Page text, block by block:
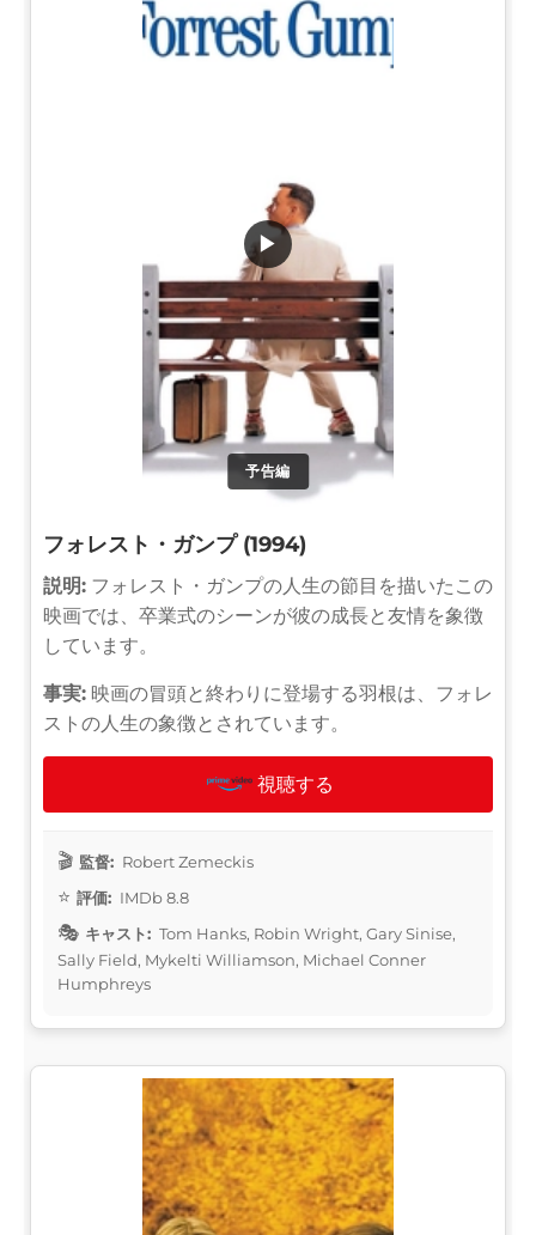
予告編
▶
フォレスト・ガンプ (1994)
説明: フォレスト・ガンプの人生の節目を描いたこの
映画では、卒業式のシーンが彼の成長と友情を象徴
しています。
事実: 映画の冒頭と終わりに登場する羽根は、フォレ
ストの人生の象徴とされています。
視聴する
監督: Robert Zemeckis
評価: IMDb 8.8
キャスト: Tom Hanks, Robin Wright, Gary Sinise,
Sally Field, Mykelti Williamson, Michael Conner
Humphreys